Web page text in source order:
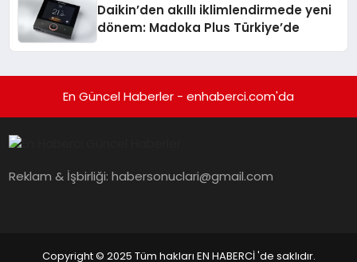
Daikin’den akıllı iklimlendirmede yeni
dönem: Madoka Plus Türkiye’de
En Güncel Haberler - enhaberci.com'da
Reklam & İşbirliği:habersonuclari@gmail.com
Copyright © 2025 Tüm hakları EN HABERCİ 'de saklıdır.